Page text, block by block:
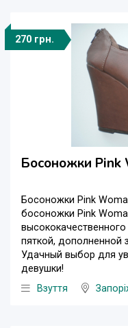
270 грн.
Босоножки Pink
Босоножки Pink
босоножки Pink
пяткой, дополненной
Удачный выбор для
девушки!
Взуття